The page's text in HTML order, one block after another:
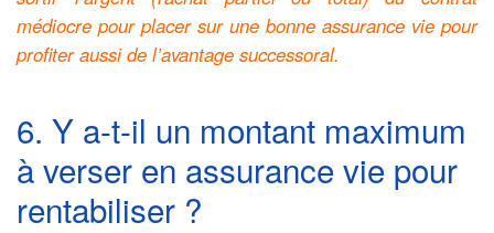
médiocre pour placer sur une bonne assurance vie pour
profiter aussi de l’avantage successoral.
6. Y a-t-il un montant maximum
à verser en assurance vie pour
rentabiliser ?